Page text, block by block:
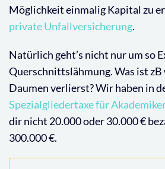
Möglichkeit einmalig Kapital zu
private Unfallversicherung.
Natürlich geht’s nicht nur um so
Querschnittslähmung. Was ist zB
Daumen verlierst? Wir haben in
Spezialgliedertaxe für
dir nicht 20.000 oder 30.000 €
300.000 €.